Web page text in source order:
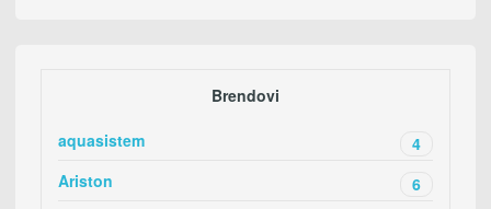
Brendovi
aquasistem
4
Ariston
6